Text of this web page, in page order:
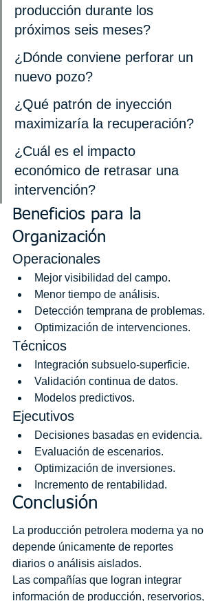
producción durante los
próximos seis meses?
¿Dónde conviene perforar un
nuevo pozo?
¿Qué patrón de inyección
maximizaría la recuperación?
¿Cuál es el impacto
económico de retrasar una
intervención?
Beneficios para la
Organización
Operacionales
Mejor visibilidad del campo.
Menor tiempo de análisis.
Detección temprana de problemas.
Optimización de intervenciones.
Técnicos
Integración subsuelo-superficie.
Validación continua de datos.
Modelos predictivos.
Ejecutivos
Decisiones basadas en evidencia.
Evaluación de escenarios.
Optimización de inversiones.
Incremento de rentabilidad.
Conclusión
La producción petrolera moderna ya no
depende únicamente de reportes
diarios o análisis aislados.
Las compañías que logran integrar
información de producción, reservorios,